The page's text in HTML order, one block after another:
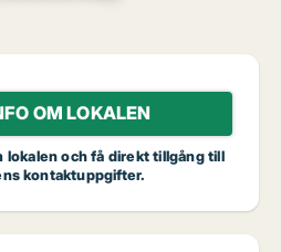
OM LOKALEN
lokalen och få direkt tillgång till
kontaktuppgifter.